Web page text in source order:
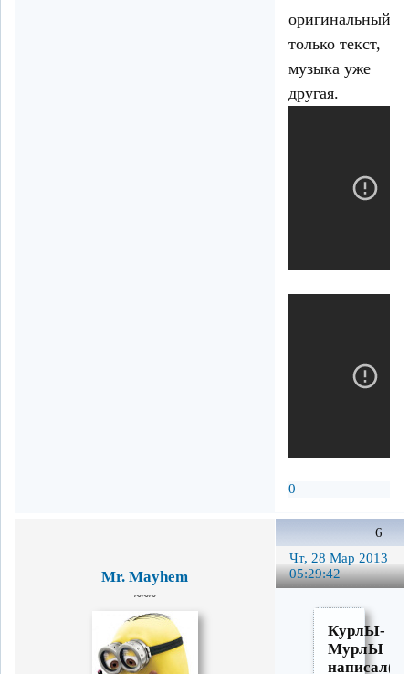
оригинальный
только текст,
музыка уже
другая.
0
6
Чт, 28 Мар 2013
05:29:42
Mr. Mayhem
~~~
КурлЫ-
МурлЫ